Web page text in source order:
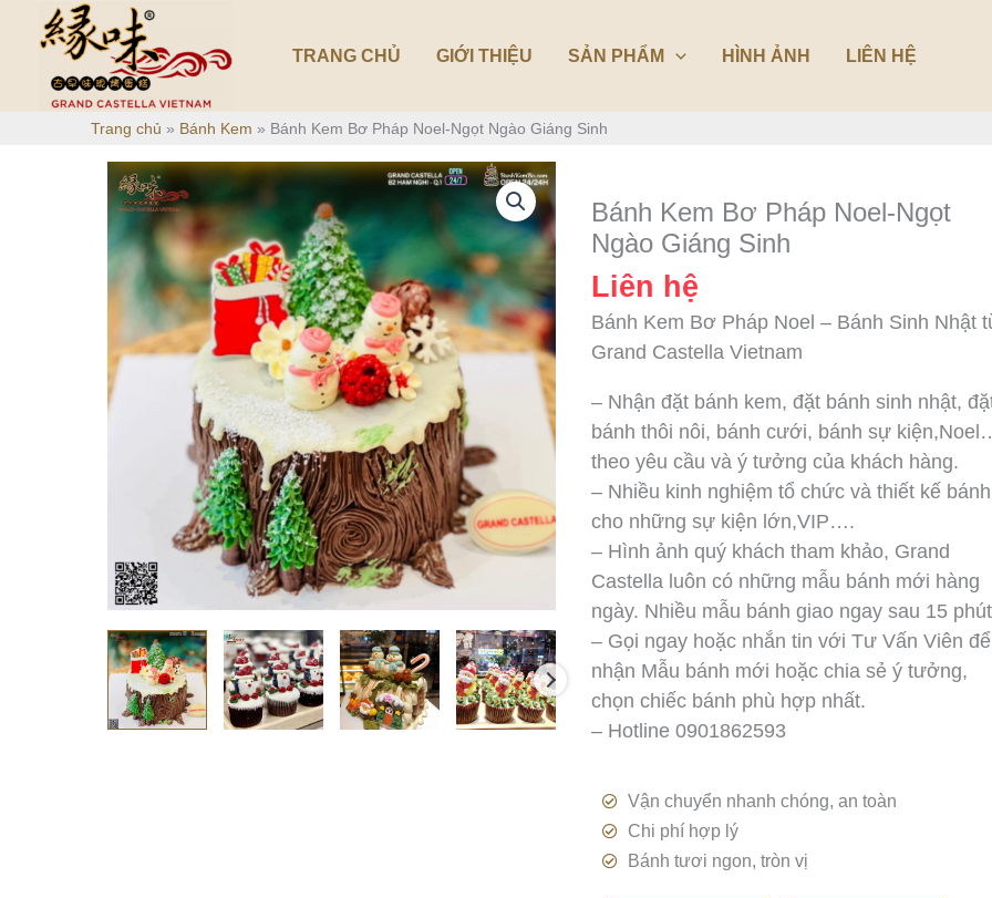
TRANG CHỦ GIỚI THIỆU SẢN PHẨM HÌNH ẢNH LIÊN HỆ
Trang chủ » Bánh Kem » Bánh Kem Bơ Pháp Noel-Ngọt Ngào Giáng Sinh
Bánh Kem Bơ Pháp Noel-Ngọt
Ngào Giáng Sinh
Liên hệ
Bánh Kem Bơ Pháp Noel – Bánh Sinh Nhật
Grand Castella Vietnam
– Nhận đặt bánh kem, đặt bánh sinh nhật,
bánh thôi nôi, bánh cưới, bánh sự
theo yêu cầu và ý tưởng của khách hàng.
– Nhiều kinh nghiệm tổ chức và thiết kế bánh
cho những sự kiện lớn,VIP….
– Hình ảnh quý khách tham khảo, Grand
Castella luôn có những mẫu bánh mới hàng
ngày. Nhiều mẫu bánh giao ngay sau 15
– Gọi ngay hoặc nhắn tin với Tư Vấn Viên để
nhận Mẫu bánh mới hoặc chia sẻ ý tưởng,
chọn chiếc bánh phù hợp nhất.
– Hotline 0901862593
Vận chuyển nhanh chóng, an toàn
Chi phí hợp lý
Bánh tươi ngon, tròn vị